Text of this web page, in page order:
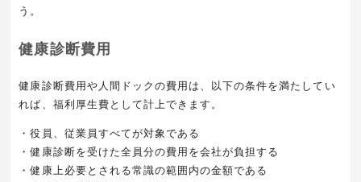
う。
健康診断費用
健康診断費用や人間ドックの費用は、以下の条件を満たしてい
れば、福利厚生費として計上できます。
・役員、従業員すべてが対象である
・健康診断を受けた全員分の費用を会社が負担する
・健康上必要とされる常識の範囲内の金額である